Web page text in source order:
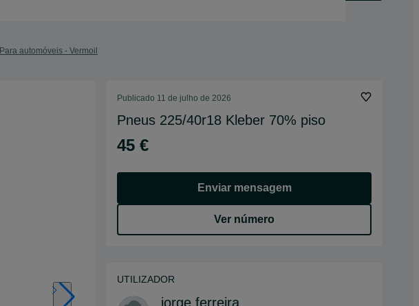
Para automóveis - Vermoil
Publicado 11 de julho de 2026
Pneus 225/40r18 Kleber 70% piso
45 €
Enviar mensagem
Ver número
UTILIZADOR
jorge ferreira